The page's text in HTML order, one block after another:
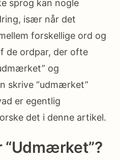
sprog kan nogle
især når det
forskellige ord og
de ordpar, der ofte
og
skrive “udmærket”
er egentlig
det i denne artikel.
“Udmærket”?